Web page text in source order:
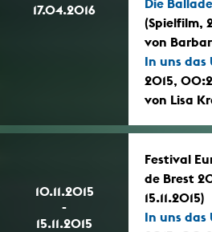
17.04.2016
Die
(Spielfilm,
von
In uns das
2015,
von Lisa
10.11.2015
-
15.11.2015
Festival
de Brest
15.11.2015)
In uns das